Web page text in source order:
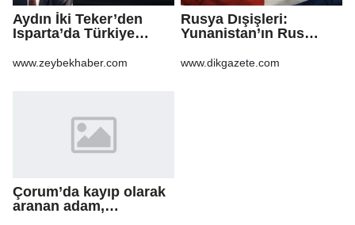
Aydın İki Teker’den
Isparta’da Türkiye
Altuntaş, sporcuları
www.zeybekhaber.com
Rusya Dışişleri:
Yunanistan’ın Rus
ekonomiye pahalıya
www.dikgazete.com
Çorum’da kayıp olarak
aranan adam,